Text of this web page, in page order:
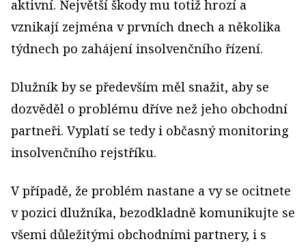
aktivní. Největší škody mu totiž hrozí a
vznikají zejména v prvních dnech a několika
týdnech po zahájení insolvenčního řízení.
Dlužník by se především měl snažit, aby se
dozvěděl o problému dříve než jeho obchodní
partneři. Vyplatí se tedy i občasný monitoring
insolvenčního rejstříku.
V případě, že problém nastane a vy se ocitnete
v pozici dlužníka, bezodkladně komunikujte se
všemi důležitými obchodními partnery, i s